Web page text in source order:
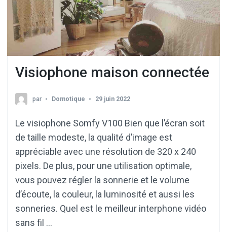
Visiophone maison connectée
par Domotique 29 juin 2022
Le visiophone Somfy V100 Bien que l’écran soit
de taille modeste, la qualité d’image est
appréciable avec une résolution de 320 x 240
pixels. De plus, pour une utilisation optimale,
vous pouvez régler la sonnerie et le volume
d’écoute, la couleur, la luminosité et aussi les
sonneries. Quel est le meilleur interphone vidéo
sans fil …